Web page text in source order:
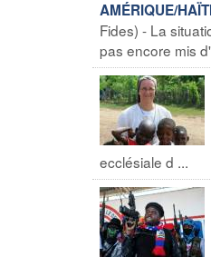
AMÉRIQUE/
Fides) - La
pas encore mis
ecclésiale d ...